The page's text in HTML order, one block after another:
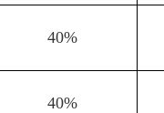
40%
40%